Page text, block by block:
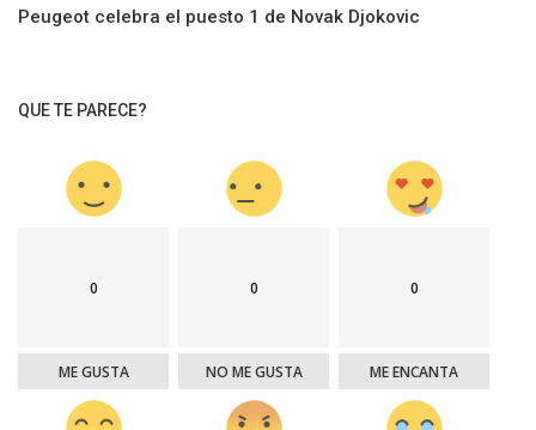
Peugeot celebra el puesto 1 de Novak Djokovic
QUE TE PARECE?
0
ME GUSTA
0
NO ME GUSTA
0
ME ENCANTA